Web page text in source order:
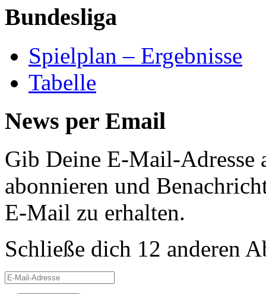
Bundesliga
Spielplan – Ergebnisse
Tabelle
News per Email
Gib Deine E-Mail-Adresse
abonnieren und
E-Mail zu erhalten.
Schließe dich 12 anderen
E-
Mail-